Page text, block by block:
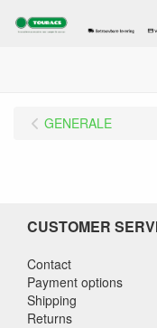
GENERALE
CUSTOMER
Contact
Payment options
Shipping
Returns